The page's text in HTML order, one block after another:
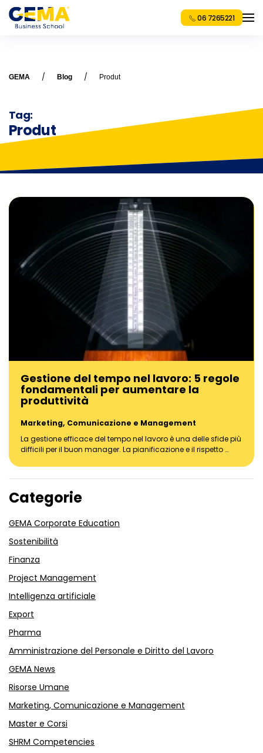
06 7265221
GEMA Blog Produt
Tag:
Produt
Gestione del tempo nel lavoro: 5 regole
fondamentali per aumentare la
produttività
Marketing, Comunicazione e Management
La gestione efficace del tempo nel lavoro è una delle sfide più
difficili per il buon manager. La pianificazione e il rispetto …
Categorie
GEMA Corporate Education
Sostenibilità
Finanza
Project Management
Intelligenza artificiale
Export
Pharma
Amministrazione del Personale e Diritto del Lavoro
GEMA News
Risorse Umane
Marketing, Comunicazione e Management
Master e Corsi
SHRM Competencies